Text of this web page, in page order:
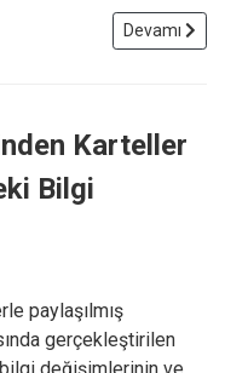
Devamı
Karteller
Bilgi
paylaşılmış
gerçekleştirilen
değişimlerinin ve